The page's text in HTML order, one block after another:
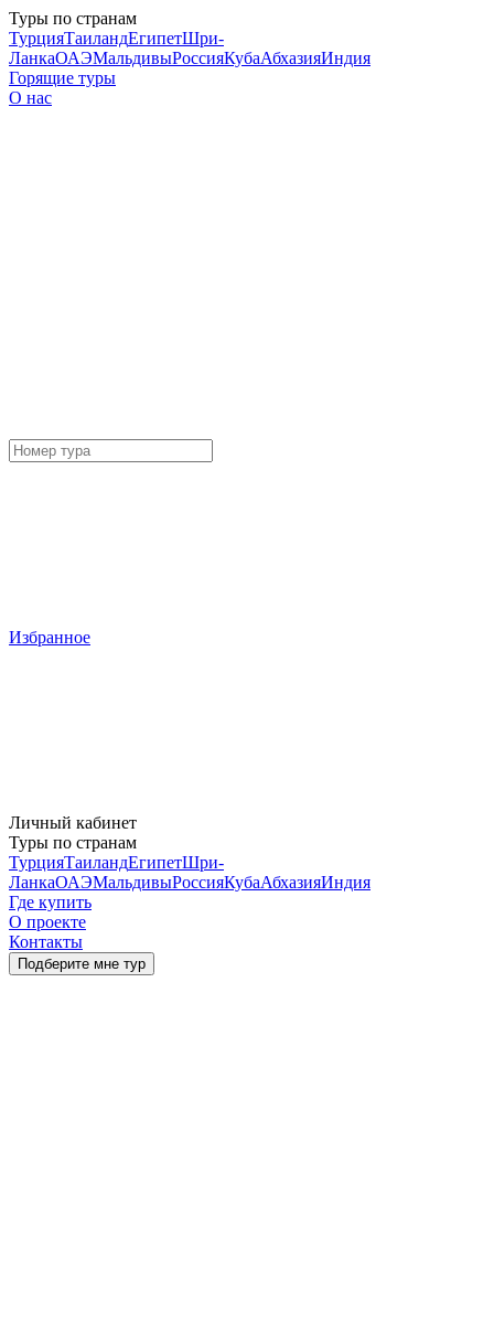
Туры по странам
ТурцияТаиландЕгипетШри-
ЛанкаОАЭМальдивыРоссияКубаАбхазияИндия
Горящие туры
О нас
Избранное
Личный кабинет
Туры по странам
ТурцияТаиландЕгипетШри-
ЛанкаОАЭМальдивыРоссияКубаАбхазияИндия
Где купить
О проекте
Контакты
Подберите мне тур